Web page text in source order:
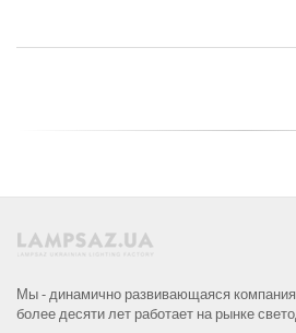
Мы - динамично развивающаяся
более десяти лет работает на рынке